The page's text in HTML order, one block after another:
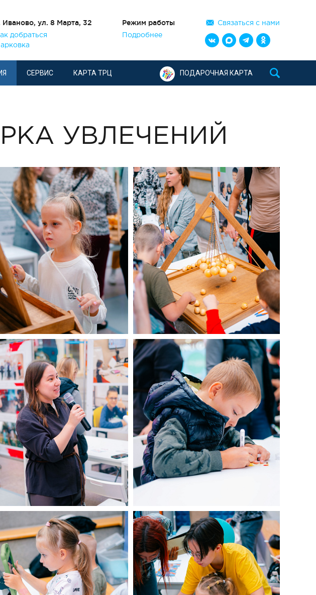
Иваново, ул. 8 Марта, 32
добраться
Режим работы
Подробнее
Связаться с нами
СЕРВИС КАРТА ТРЦ ПОДАРОЧНАЯ КАРТА
УВЛЕЧЕНИЙ